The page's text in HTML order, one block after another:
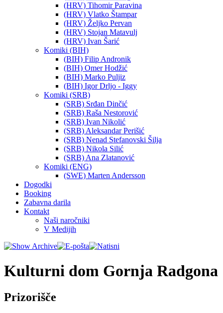
(HRV) Tihomir Paravina
(HRV) Vlatko Štampar
(HRV) Željko Pervan
(HRV) Stojan Matavulj
(HRV) Ivan Šarić
Komiki (BIH)
(BIH) Filip Andronik
(BIH) Omer Hodžić
(BIH) Marko Puljiz
(BIH) Igor Drljo - Iggy
Komiki (SRB)
(SRB) Srđan Dinčić
(SRB) Raša Nestorović
(SRB) Ivan Nikolić
(SRB) Aleksandar Perišić
(SRB) Nenad Stefanovski Šilja
(SRB) Nikola Silić
(SRB) Ana Zlatanović
Komiki (ENG)
(SWE) Marten Andersson
Dogodki
Booking
Zabavna darila
Kontakt
Naši naročniki
V Medijih
Kulturni dom Gornja Radgona
Prizorišče